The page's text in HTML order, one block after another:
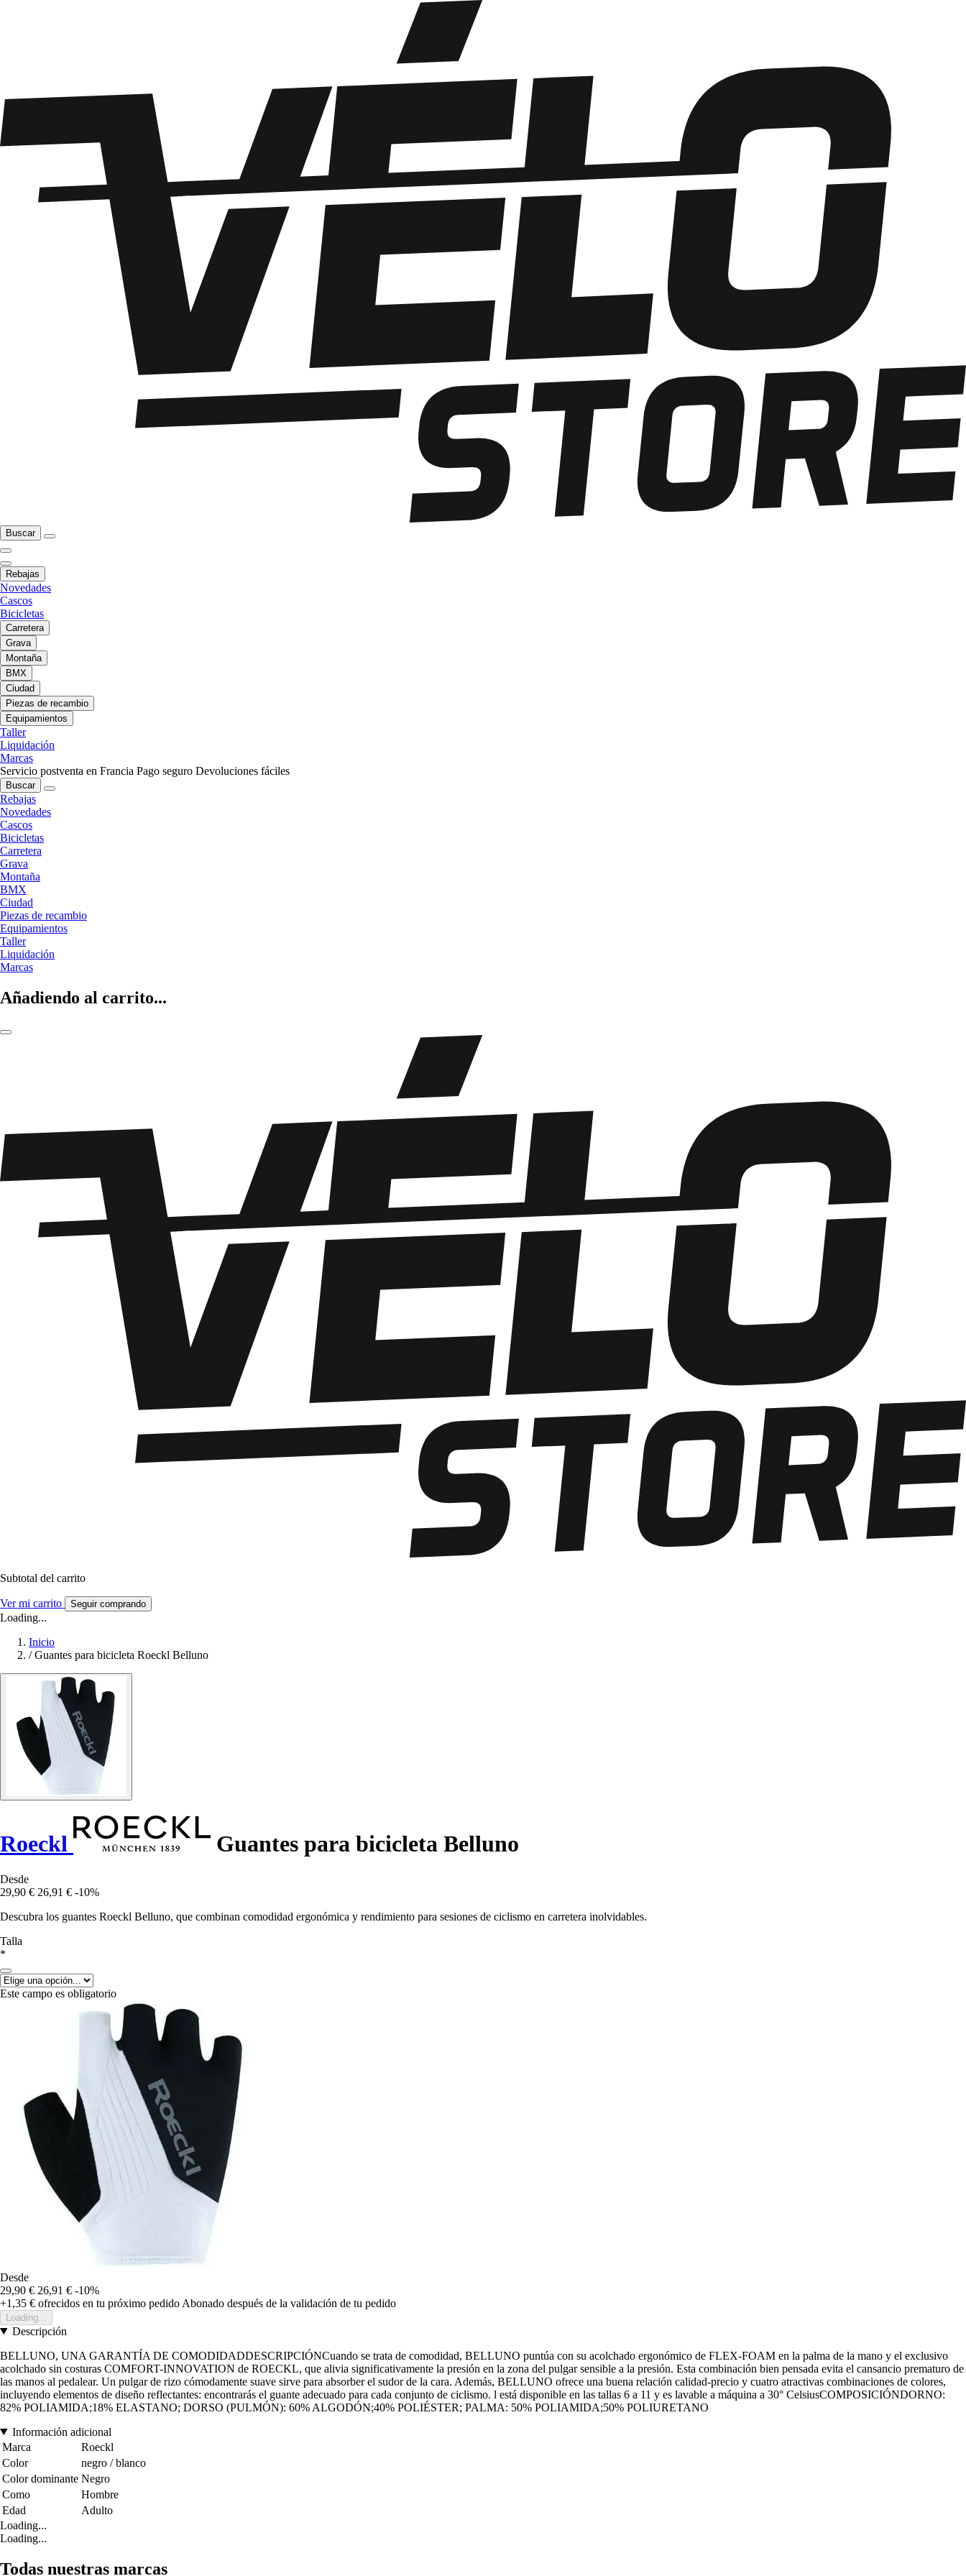
Buscar
Rebajas
Novedades
Cascos
Bicicletas
Carretera
Grava
Montaña
BMX
Ciudad
Piezas de recambio
Equipamientos
Taller
Liquidación
Marcas
Servicio postventa en Francia Pago seguro Devoluciones fáciles
Buscar
Rebajas
Novedades
Cascos
Bicicletas
Carretera
Grava
Montaña
BMX
Ciudad
Piezas de recambio
Equipamientos
Taller
Liquidación
Marcas
Añadiendo al carrito...
Subtotal del carrito
Ver mi carrito Seguir comprando
Loading...
Inicio
/ Guantes para bicicleta Roeckl Belluno
Roeckl Guantes para bicicleta Belluno
Desde
29,90 € 26,91 € -10%
Descubra los guantes Roeckl Belluno, que combinan comodidad ergonómica y rendimiento para sesiones de ciclismo en carretera inolvidables.
Talla
*
Este campo es obligatorio
Desde
29,90 € 26,91 € -10%
+1,35 € ofrecidos en tu próximo pedido Abonado después de la validación de tu pedido
Loading...
Descripción
BELLUNO, UNA GARANTÍA DE COMODIDADDESCRIPCIÓNCuando se trata de comodidad, BELLUNO puntúa con su acolchado ergonómico de FLEX-FOAM en la palma de la mano y el exclusivo
acolchado sin costuras COMFORT-INNOVATION de ROECKL, que alivia significativamente la presión en la zona del pulgar sensible a la presión. Esta combinación bien pensada evita el cansancio prematuro de
las manos al pedalear. Un pulgar de rizo cómodamente suave sirve para absorber el sudor de la cara. Además, BELLUNO ofrece una buena relación calidad-precio y cuatro atractivas combinaciones de colores,
incluyendo elementos de diseño reflectantes: encontrarás el guante adecuado para cada conjunto de ciclismo. l está disponible en las tallas 6 a 11 y es lavable a máquina a 30° CelsiusCOMPOSICIÓNDORNO:
82% POLIAMIDA;18% ELASTANO; DORSO (PULMÓN): 60% ALGODÓN;40% POLIÉSTER; PALMA: 50% POLIAMIDA;50% POLIURETANO
Información adicional
Marca
Roeckl
Color
negro / blanco
Color dominante Negro
Como
Hombre
Edad
Adulto
Loading...
Loading...
Todas nuestras marcas